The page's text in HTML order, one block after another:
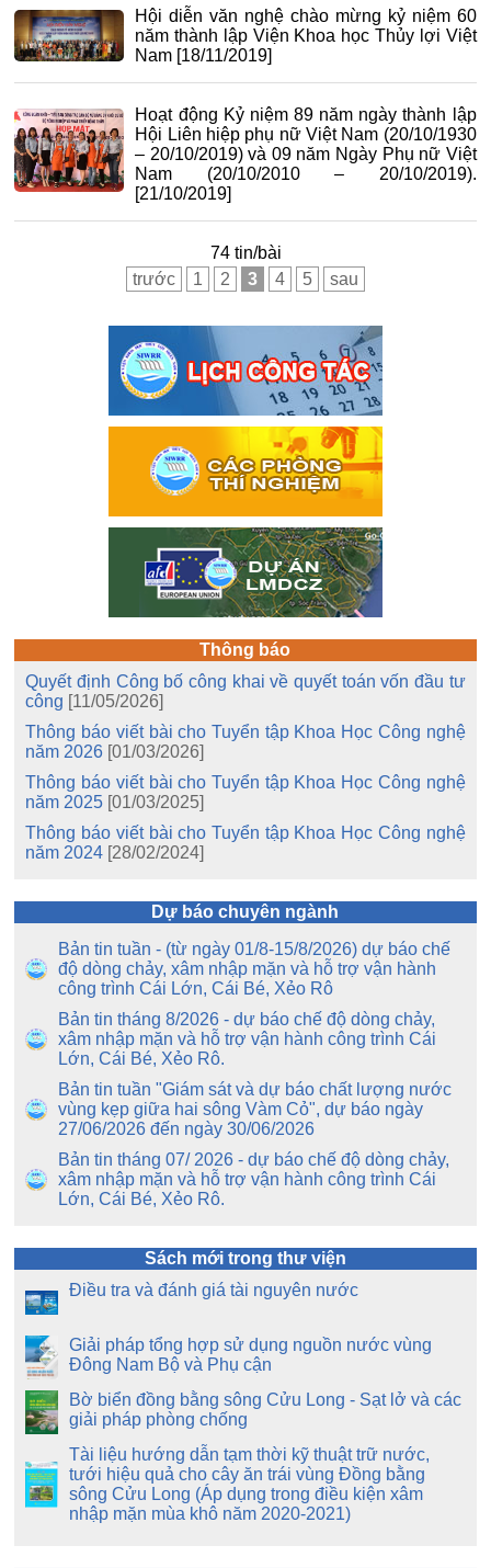
Hội diễn văn nghệ chào mừng kỷ niệm 60
năm thành lập Viện Khoa học Thủy lợi Việt
Nam [18/11/2019]
Hoạt động Kỷ niệm 89 năm ngày thành lập
Hội Liên hiệp phụ nữ Việt Nam (20/10/1930
– 20/10/2019) và 09 năm Ngày Phụ nữ Việt
Nam (20/10/2010 – 20/10/2019).
[21/10/2019]
74 tin/bài
trước
1 2 3 4 5 sau
Thông báo
Quyết định Công bố công khai về quyết toán vốn đầu tư
công [11/05/2026]
Thông báo viết bài cho Tuyển tập Khoa Học Công nghệ
năm 2026 [01/03/2026]
Thông báo viết bài cho Tuyển tập Khoa Học Công nghệ
năm 2025 [01/03/2025]
Thông báo viết bài cho Tuyển tập Khoa Học Công nghệ
năm 2024 [28/02/2024]
Dự báo chuyên ngành
Bản tin tuần - (từ ngày 01/8-15/8/2026) dự báo chế
độ dòng chảy, xâm nhập mặn và hỗ trợ vận hành
công trình Cái Lớn, Cái Bé, Xẻo Rô
Bản tin tháng 8/2026 - dự báo chế độ dòng chảy,
xâm nhập mặn và hỗ trợ vận hành công trình Cái
Lớn, Cái Bé, Xẻo Rô.
Bản tin tuần "Giám sát và dự báo chất lượng nước
vùng kẹp giữa hai sông Vàm Cỏ", dự báo ngày
27/06/2026 đến ngày 30/06/2026
Bản tin tháng 07/ 2026 - dự báo chế độ dòng chảy,
xâm nhập mặn và hỗ trợ vận hành công trình Cái
Lớn, Cái Bé, Xẻo Rô.
Sách mới trong thư viện
Điều tra và đánh giá tài nguyên nước
Giải pháp tổng hợp sử dụng nguồn nước vùng
Đông Nam Bộ và Phụ cận
Bờ biển đồng bằng sông Cửu Long - Sạt lở và các
giải pháp phòng chống
Tài liệu hướng dẫn tạm thời kỹ thuật trữ nước,
tưới hiệu quả cho cây ăn trái vùng Đồng bằng
sông Cửu Long (Áp dụng trong điều kiện xâm
nhập mặn mùa khô năm 2020-2021)